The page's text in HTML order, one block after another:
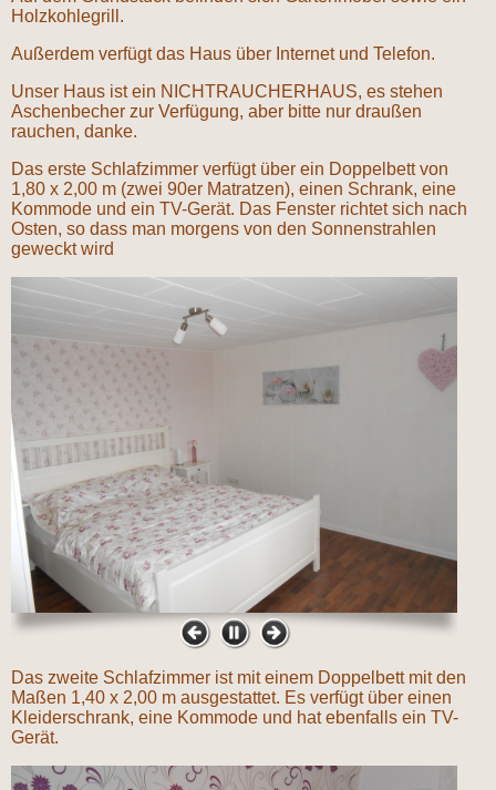
Holzkohlegrill.
Außerdem verfügt das Haus über Internet und Telefon.
Unser Haus ist ein NICHTRAUCHERHAUS, es stehen
Aschenbecher zur Verfügung, aber bitte nur draußen
rauchen, danke.
Das erste Schlafzimmer verfügt über ein Doppelbett von
1,80 x 2,00 m (zwei 90er Matratzen), einen Schrank, eine
Kommode und ein TV-Gerät. Das Fenster richtet sich nach
Osten, so dass man morgens von den Sonnenstrahlen
geweckt wird
Das zweite Schlafzimmer ist mit einem Doppelbett mit den
Maßen 1,40 x 2,00 m ausgestattet. Es verfügt über einen
Kleiderschrank, eine Kommode und hat ebenfalls ein TV-
Gerät.